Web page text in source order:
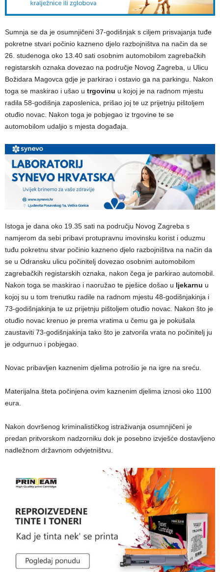
Sumnja se da je osumnjičeni 37-godišnjak s ciljem prisvajanja tuđe
pokretne stvari počinio kazneno djelo razbojništva na način da se
26. studenoga oko 13.40 sati osobnim automobilom zagrebačkih
registarskih oznaka dovezao na područje Novog Zagreba, u Ulicu
Božidara Magovca gdje je parkirao i ostavio ga na parkingu. Nakon
toga se maskirao i ušao u trgovinu u kojoj je na radnom mjestu
radila 58-godišnja zaposlenica, prišao joj te uz prijetnju pištoljem
otuđio novac. Nakon toga je pobjegao iz trgovine te se
automobilom udaljio s mjesta događaja.
Istoga je dana oko 19.35 sati na području Novog Zagreba s
namjerom da sebi pribavi protupravnu imovinsku korist i oduzmu
tuđu pokretnu stvar počinio kazneno djelo razbojništva na način da
se u Odransku ulicu počinitelj dovezao osobnim automobilom
zagrebačkih registarskih oznaka, nakon čega je parkirao automobil.
Nakon toga se maskirao i naoružao te pješice došao u ljekarnu u
kojoj su u tom trenutku radile na radnom mjestu 48-godišnjakinja i
73-godišnjakinja te uz prijetnju pištoljem otuđio novac. Nakon što je
otuđio novac krenuo je prema vratima u čemu ga je pokušala
zaustaviti 73-godišnjakinja tako što je zatvorila vrata no počinitelj ju
je odgurnuo i pobjegao.
Novac pribavljen kaznenim djelima potrošio je na igre na sreću.
Materijalna šteta počinjena ovim kaznenim djelima iznosi oko 1100
eura.
Nakon dovršenog kriminalističkog istraživanja osumnjičeni je
predan pritvorskom nadzorniku dok je posebno izvješće dostavljeno
nadležnom državnom odvjetništvu.